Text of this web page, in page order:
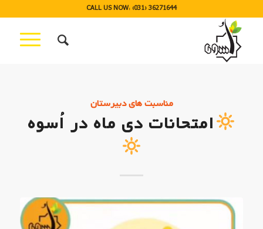
CALL US NOW: (031) 36271644
مناسبت های دبیرستان
امتحانات دی ماه در اُسوه